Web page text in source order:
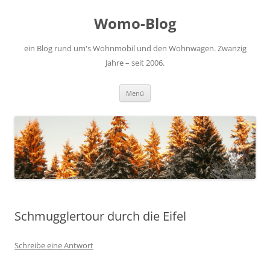
Womo-Blog
ein Blog rund um's Wohnmobil und den Wohnwagen. Zwanzig
Jahre – seit 2006.
Menü
Schmugglertour durch die Eifel
Schreibe eine Antwort